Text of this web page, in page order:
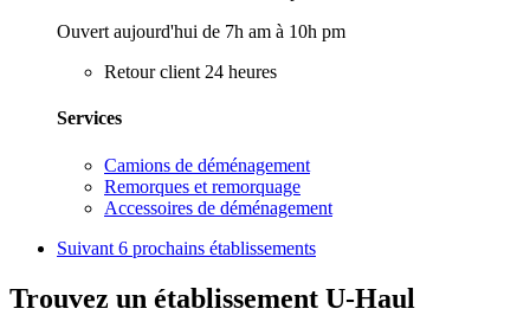
Ouvert aujourd'hui de 7h am à 10h pm
Retour client 24 heures
Services
Camions de déménagement
Remorques et remorquage
Accessoires de déménagement
Suivant 6 prochains établissements
Trouvez un établissement U-Haul